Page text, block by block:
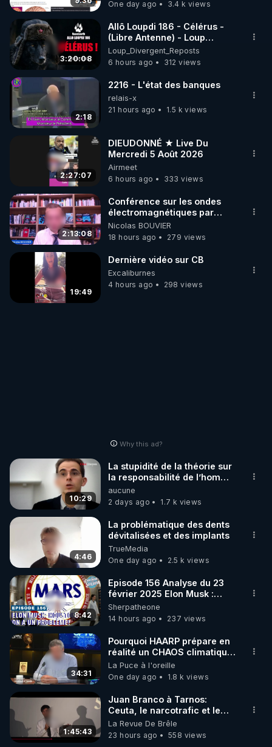
code : REGENERE10
▶ 30 jours gratuit sur l’application de méditation et
de bien-être ENVOL :
Rendez-vous sur https://www.envol.app/code
le code : REGENERE
One day ago 3.4 k views
3:20:08
Allô Loupdi 186 - Célérus -
(Libre Antenne) - Loup
Divergent 2026.08.06
Loup_Divergent_Reposts
6 hours ago
312 views
2:18
2216 - L'état des banques
relais-x
21 hours ago
1.5 k views
2:27:07
DIEUDONNÉ ★ Live Du
Mercredi 5 Août 2026
Airmeet
6 hours ago
333 views
2:13:08
Conférence sur les ondes
électromagnétiques par
Grégoire Caustru et Bart de
Wever !
Nicolas BOUVIER
18 hours ago
279 views
19:49
Dernière vidéo sur CB
Excaliburnes
4 hours ago
298 views
Why this ad?
10:29
La stupidité de la théorie sur
la responsabilité de l’homme
concernant le dioxyde de
carbone.
aucune
2 days ago
1.7 k views
4:46
La problématique des dents
dévitalisées et des implants
TrueMedia
One day ago
2.5 k views
8:42
Episode 156 Analyse du 23
février 2025 Elon Musk :
Houston , on a un problème !
Sherpatheone
14 hours ago
237 views
34:31
Pourquoi HAARP prépare en
réalité un CHAOS climatique,
on répond
La Puce à l'oreille
One day ago
1.8 k views
1:45:43
Juan Branco à Tarnos:
Ceuta, le narcotrafic et le
pouvoir en France
La Revue De Brêle
23 hours ago
558 views